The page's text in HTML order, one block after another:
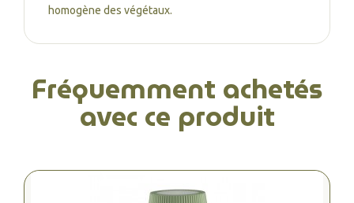
homogène des végétaux.
Fréquemment achetés
avec ce produit